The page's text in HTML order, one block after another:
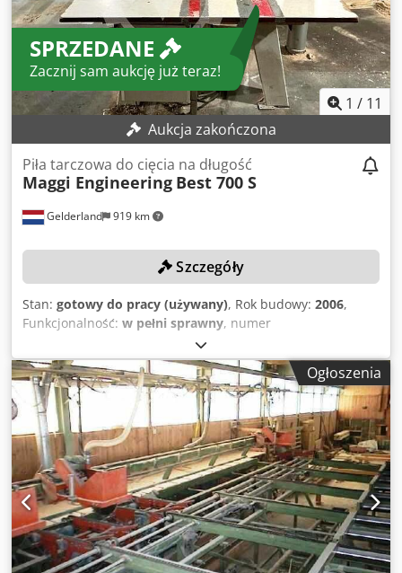
SPRZEDANE
Zacznij sam aukcję już teraz!
1 / 11
Aukcja zakończona
Gelderland 919 km
Piła tarczowa do cięcia na długość
Maggi Engineering Best 700 S
Szczegóły
Stan: gotowy do pracy (używany), Rok budowy: 2006,
Funkcjonalność: w pełni sprawny, numer
15600600437
130 mm, szerokość cięcia (maks.):470 mm, średnica tarczy
piły:550 mm, masa własna:500 kg , Brak ceny minimalnej –
gwarantowana sprzedaż dla najwyższej oferty! DANE
TECHNICZNE Maks. wysokość cięcia: 130 mm Maks.
szerokość cięcia przy 90°: 470 mm Maks. średnica tarczy:
550 mm Tarcza uchylna do: 45° Dedpfx Acjzdzmqsmewa
DANE MASZYNY Moc silnika głównego: 5,5 kW Napięcie:
400 V Pobór prądu: 12 A Zabezpieczenie: 16 A Moc: 5,5 kW
Wymiary i waga Wymiary (D x S x W): 1.700 x 1.600 x 1.700
mm Waga: 500 kg Pakiety transportowe: 1
Ogłoszenia